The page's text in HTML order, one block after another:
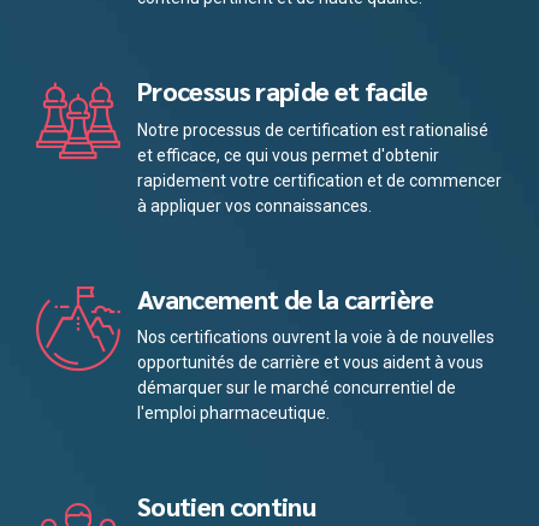
Processus rapide et facile
Notre processus de certification est rationalisé
et efficace, ce qui vous permet d'obtenir
rapidement votre certification et de commencer
à appliquer vos connaissances.
Avancement de la carrière
Nos certifications ouvrent la voie à de nouvelles
opportunités de carrière et vous aident à vous
démarquer sur le marché concurrentiel de
l'emploi pharmaceutique.
Soutien continu